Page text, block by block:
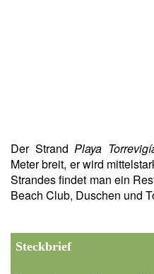
Der StrandPlaya
Meter breit, er wird
Strandes findet man ein
Beach Club, Duschen und
Steckbrief